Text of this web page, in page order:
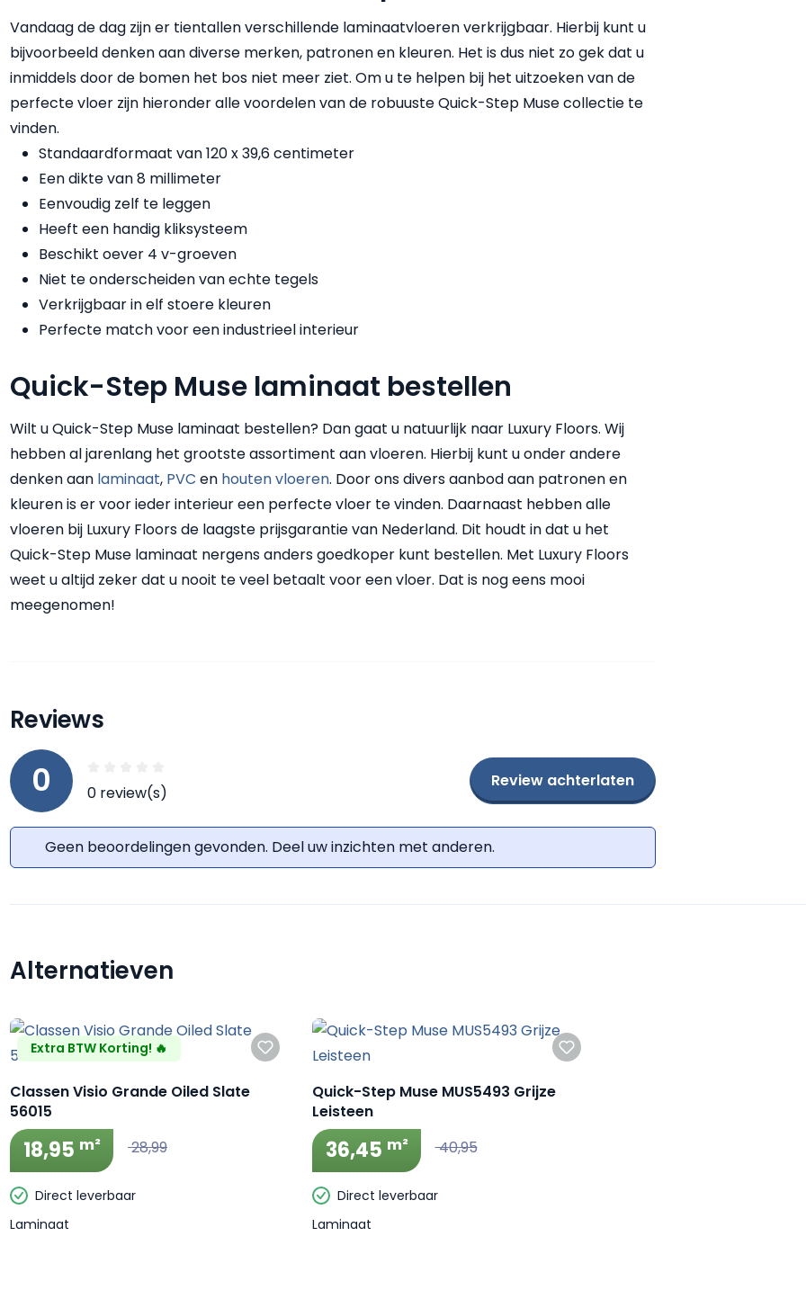
Vandaag de dag zijn er tientallen verschillende laminaatvloeren verkrijgbaar. Hierbij kunt u
bijvoorbeeld denken aan diverse merken, patronen en kleuren. Het is dus niet zo gek dat u
inmiddels door de bomen het bos niet meer ziet. Om u te helpen bij het uitzoeken van de
perfecte vloer zijn hieronder alle voordelen van de robuuste Quick-Step Muse collectie te
vinden.
Standaardformaat van 120 x 39,6 centimeter
Een dikte van 8 millimeter
Eenvoudig zelf te leggen
Heeft een handig kliksysteem
Beschikt oever 4 v-groeven
Niet te onderscheiden van echte tegels
Verkrijgbaar in elf stoere kleuren
Perfecte match voor een industrieel interieur
Quick-Step Muse laminaat bestellen
Wilt u Quick-Step Muse laminaat bestellen? Dan gaat u natuurlijk naar Luxury Floors. Wij
hebben al jarenlang het grootste assortiment aan vloeren. Hierbij kunt u onder andere
denken aan laminaat, PVC en houten vloeren. Door ons divers aanbod aan patronen en
kleuren is er voor ieder interieur een perfecte vloer te vinden. Daarnaast hebben alle
vloeren bij Luxury Floors de laagste prijsgarantie van Nederland. Dit houdt in dat u het
Quick-Step Muse laminaat nergens anders goedkoper kunt bestellen. Met Luxury Floors
weet u altijd zeker dat u nooit te veel betaalt voor een vloer. Dat is nog eens mooi
meegenomen!
Reviews
0 0 review(s)
Review achterlaten
Geen beoordelingen gevonden. Deel uw inzichten met anderen.
Productgalerij overslaan
Alternatieven
Extra BTW Korting! 🔥
Classen Visio Grande Oiled Slate
56015
18,95 m² 28,99
Direct leverbaar
Laminaat
Quick-Step Muse MUS5493 Grijze
Leisteen
36,45 m² 40,95
Direct leverbaar
Laminaat